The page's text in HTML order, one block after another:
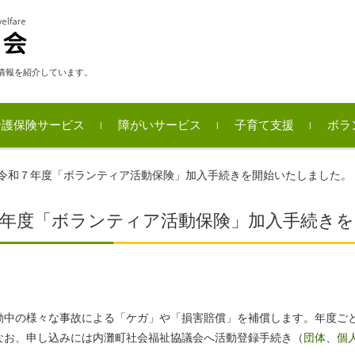
を紹介しています。
保険サービス 障がいサービス 子育て支援 ボラ
和７年度「ボランティア活動保険」加入手続きを開始いたしました。
度「ボランティア活動保険」加入手続き
中の様々な事故による「ケガ」や「損害賠償」を補償します。年度
お、申し込みには内灘町社会福祉協議会へ活動登録手続き（団体、 個